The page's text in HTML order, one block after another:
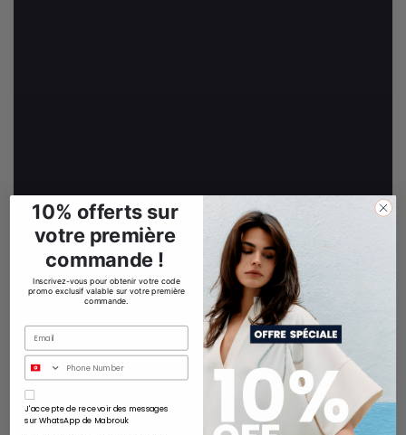
10% offerts sur
votre première
commande !
Inscrivez-vous pour obtenir votre code
promo exclusif valable sur votre première
commande.
Email
Whats
J'accepte de recevoir des messages
sur WhatsApp de Mabrouk